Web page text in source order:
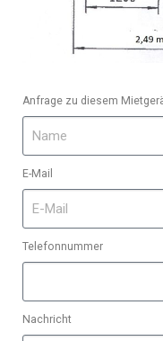
Anfrage zu diesem
E-Mail
Telefonnummer
Nachricht